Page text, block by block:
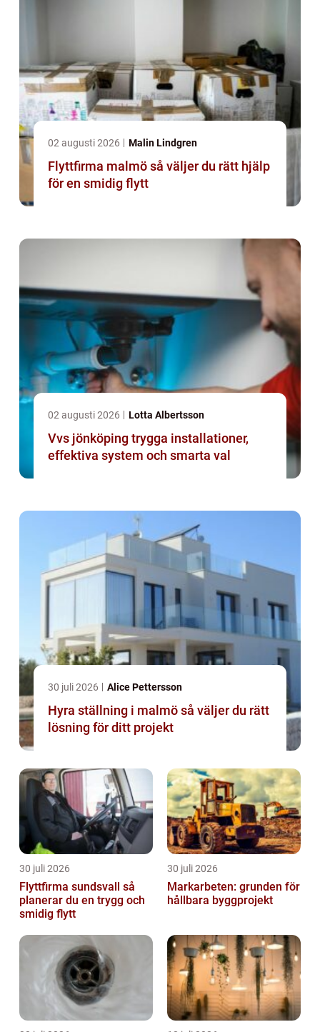
02 augusti 2026 Malin Lindgren
Flyttfirma malmö så väljer du rätt hjälp
för en smidig flytt
02 augusti 2026 Lotta Albertsson
Vvs jönköping trygga installationer,
effektiva system och smarta val
30 juli 2026 Alice Pettersson
Hyra ställning i malmö så väljer du rätt
lösning för ditt projekt
30 juli 2026
Flyttfirma sundsvall så
planerar du en trygg och
smidig flytt
30 juli 2026
Markarbeten: grunden för
hållbara byggprojekt